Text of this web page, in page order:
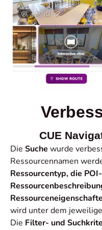
CUE
Die Suche wurde
Ressourcennamen
Ressourcentyp, die
wird unter dem
Die Filter- und